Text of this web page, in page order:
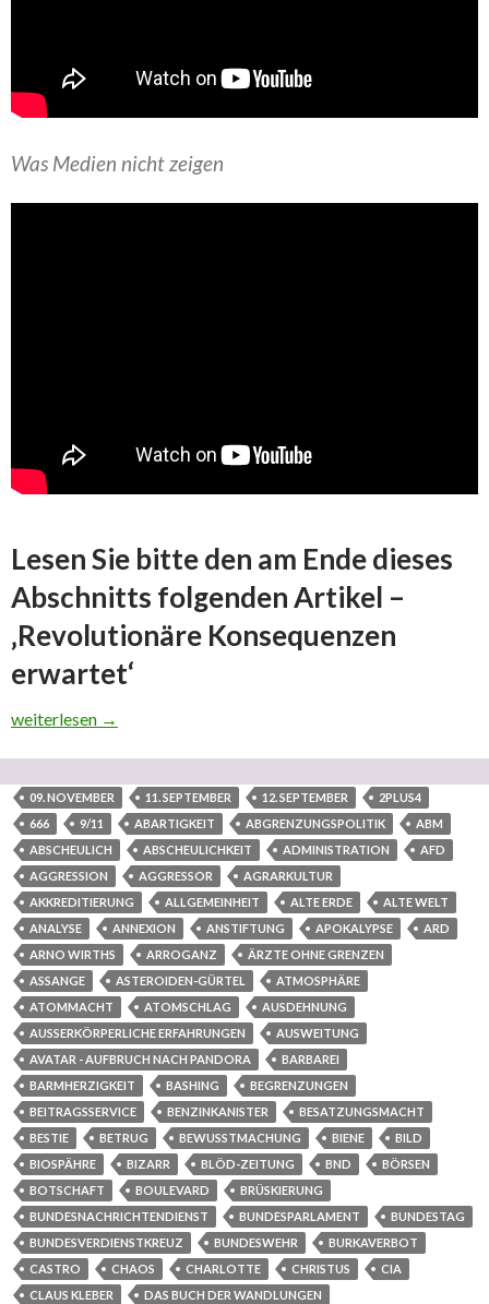
Was Medien nicht zeigen
Lesen Sie bitte den am Ende dieses
Abschnitts folgenden Artikel –
‚Revolutionäre Konsequenzen
erwartet‘
Was sind die Gründe für weltimperialistische Weltkriegssucht
weiterlesen →
09. NOVEMBER 11. SEPTEMBER 12. SEPTEMBER
2PLUS4
666
9/11 ABARTIGKEIT ABGRENZUNGSPOLITIK
ABM
ABSCHEULICH
ABSCHEULICHKEIT ADMINISTRATION
AFD
AGGRESSION
AGGRESSOR
AGRARKULTUR
AKKREDITIERUNG
ALLGEMEINHEIT ALTE ERDE
ALTE WELT
ANALYSE
ANNEXION ANSTIFTUNG APOKALYPSE
ARD
ARNO WIRTHS
ARROGANZ
ÄRZTE OHNE GRENZEN
ASSANGE
ASTEROIDEN-GÜRTEL
ATMOSPHÄRE
ATOMMACHT
ATOMSCHLAG
AUSDEHNUNG
AUSSERKÖRPERLICHE ERFAHRUNGEN
AUSWEITUNG
AVATAR - AUFBRUCH NACH PANDORA
BARBAREI
BARMHERZIGKEIT
BASHING
BEGRENZUNGEN
BEITRAGSSERVICE
BENZINKANISTER
BESATZUNGSMACHT
BESTIE
BETRUG BEWUSSTMACHUNG BIENE
BILD
BIOSPÄHRE
BIZARR BLÖD-ZEITUNG BND
BÖRSEN
BOTSCHAFT
BOULEVARD
BRÜSKIERUNG
BUNDESNACHRICHTENDIENST
BUNDESPARLAMENT
BUNDESTAG
BUNDESVERDIENSTKREUZ
BUNDESWEHR
BURKAVERBOT
CASTRO
CHAOS CHARLOTTE CHRISTUS
CIA
CLAUS KLEBER
DAS BUCH DER WANDLUNGEN